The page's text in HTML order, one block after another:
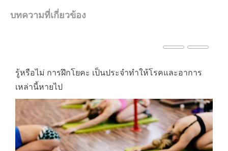
บทความที่เกี่ยวข้อง
รู้หรือไม่ การฝึกโยคะ เป็นประจำทำให้โรคและอาการ
เหล่านี้หายไป